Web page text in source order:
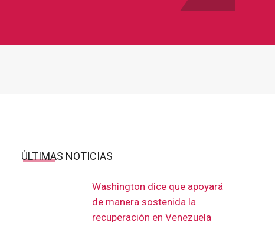
ÚLTIMAS NOTICIAS
Washington dice que apoyará
de manera sostenida la
recuperación en Venezuela